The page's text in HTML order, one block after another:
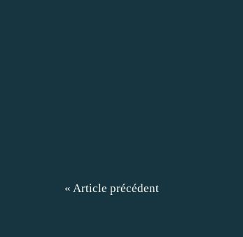
« Article précédent